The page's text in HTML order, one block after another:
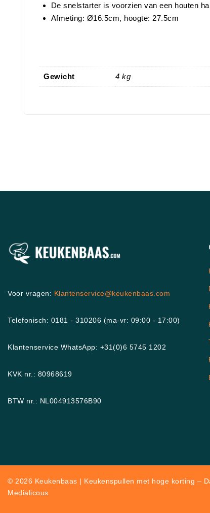
De snelstarter is voorzien van een houten
Afmeting: Ø16.5cm, hoogte: 27.5cm
Gewicht 4 kg
Voor vragen: Klantenservice@keukenbaas.com
Telefonisch: 0181 - 310206 (ma-vr: 09:00 - 17:00)
Klantenservice WhatsApp: +31(0)6 5745 1202
KVK nr.: 80968619
BTW nr.: NL004913576B90
© 2026 Keukenbaas | Keukenspullen met hoge korting –
Medialicous